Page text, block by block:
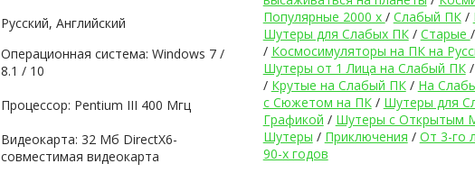
Русский, Английский
Операционная система: Windows 7 /
8.1 / 10
Процессор: Pentium III 400 Мгц
Видеокарта: 32 Мб DirectX6-
совместимая видеокарта
Популярные 2000 х / Слабый ПК/
Шутеры для Слабых ПК/ Старые /
/ Космосимуляторы на ПК на
Шутеры от 1 Лица на Слабый ПК/
/ Крутые на Слабый ПК/ На
с Сюжетом на ПК/ Шутеры для
Графикой / Шутеры с Открытым
Шутеры / Приключения / От 3-го
90-х годов